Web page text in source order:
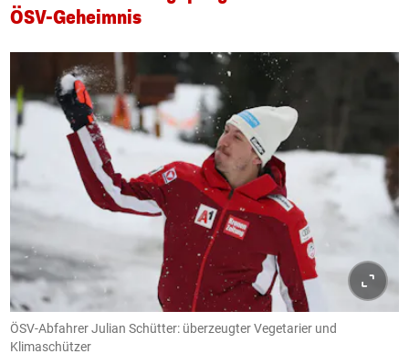
ÖSV-Geheimnis
ÖSV-Abfahrer Julian Schütter: überzeugter Vegetarier und
Klimaschützer